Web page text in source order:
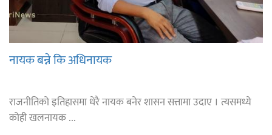
नायक बन्ने कि अधिनायक
राजनीतिको इतिहासमा धेरै नायक बनेर शासन सत्तामा उदाए । त्यसमध्ये
कोही खलनायक ...